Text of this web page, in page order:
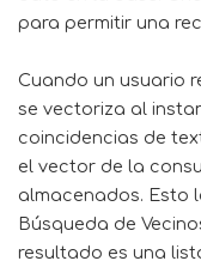
para permitir una
Cuando un usuario
se vectoriza al
coincidencias de
el vector de la
almacenados. Esto
Búsqueda de
resultado es una